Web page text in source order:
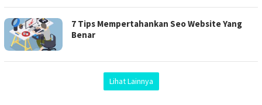
7 Tips Mempertahankan Seo Website Yang
Benar
Lihat Lainnya